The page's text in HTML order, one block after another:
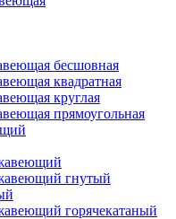
бесшовная
квадратная
круглая
прямоугольная
гнутый
горячекатаный